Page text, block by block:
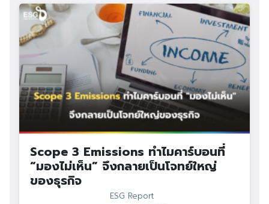
Scope 3 Emissions ทำไมคาร์บอนที่
“มองไม่เห็น” จึงกลายเป็นโจทย์ใหญ่
ของธุรกิจ
ESG Report